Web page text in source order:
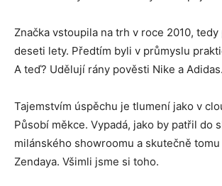
Značka vstoupila na trh v roce 2010,
deseti lety. Předtím byli v průmyslu
A teď? Udělují rány pověsti Nike a Adidas.
Tajemstvím úspěchu je tlumení jako v
Působí měkce. Vypadá, jako by patřil do
milánského showroomu a skutečně
Zendaya. Všimli jsme si toho.